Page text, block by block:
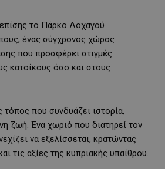
το Πάρκο Λοχαγού
ένας σύγχρονος χώρος
που προσφέρει στιγμές
κατοίκους όσο και στους
τόπος που συνδυάζει ιστορία,
ζωή. Ένα χωριό που διατηρεί τον
να εξελίσσεται, κρατώντας
τις αξίες της κυπριακής υπαίθρου.